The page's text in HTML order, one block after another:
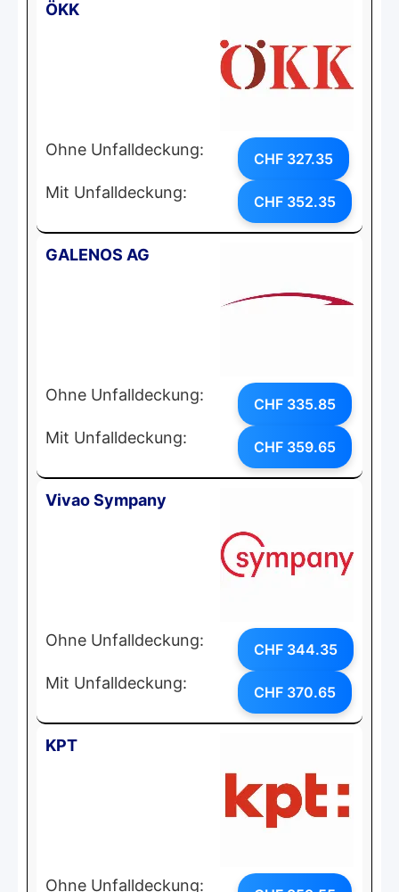
ÖKK
Ohne Unfalldeckung: CHF 327.35
Mit Unfalldeckung: CHF 352.35
GALENOS AG
Ohne Unfalldeckung: CHF 335.85
Mit Unfalldeckung: CHF 359.65
Vivao Sympany
Ohne Unfalldeckung: CHF 344.35
Mit Unfalldeckung: CHF 370.65
KPT
Ohne Unfalldeckung: